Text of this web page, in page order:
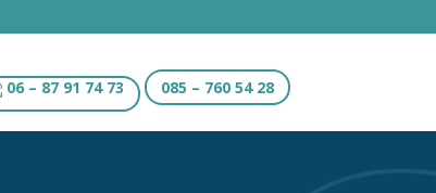
06 – 87 91 74 73 085 – 760 54 28